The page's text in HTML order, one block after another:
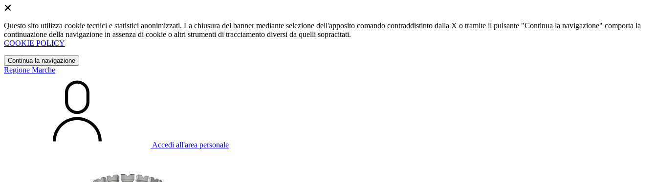
Questo sito utilizza cookie tecnici e statistici anonimizzati. La chiusura del banner mediante selezione dell'apposito comando contraddistinto dalla X o tramite il pulsante "Continua la navigazione" comporta la
continuazione della navigazione in assenza di cookie o altri strumenti di tracciamento diversi da quelli sopracitati.
COOKIE POLICY
Continua la navigazione
Regione Marche
Accedi all'area personale